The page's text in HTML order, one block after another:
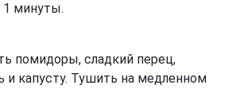
1 минуты.
помидоры, сладкий перец,
и капусту. Тушить на медленном